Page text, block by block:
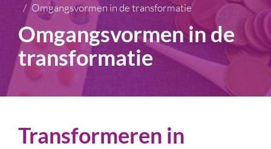
Omgangsvormen in de transformatie
Omgangsvormen in de
transformatie
Transformeren in